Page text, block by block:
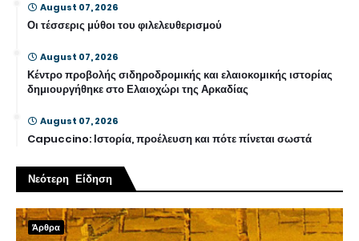
August 07, 2026
Οι τέσσερις μύθοι του φιλελευθερισμού
August 07, 2026
Κέντρο προβολής σιδηροδρομικής και ελαιοκομικής ιστορίας
δημιουργήθηκε στο Ελαιοχώρι της Αρκαδίας
August 07, 2026
Capuccino: Ιστορία, προέλευση και πότε πίνεται σωστά
Νεότερη Είδηση
Άρθρα